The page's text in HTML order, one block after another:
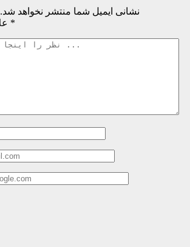
نشانی ایمیل شما منتشر نخواهد شد.
*